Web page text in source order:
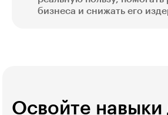
бизнеса и снижать его
Освойте навыки